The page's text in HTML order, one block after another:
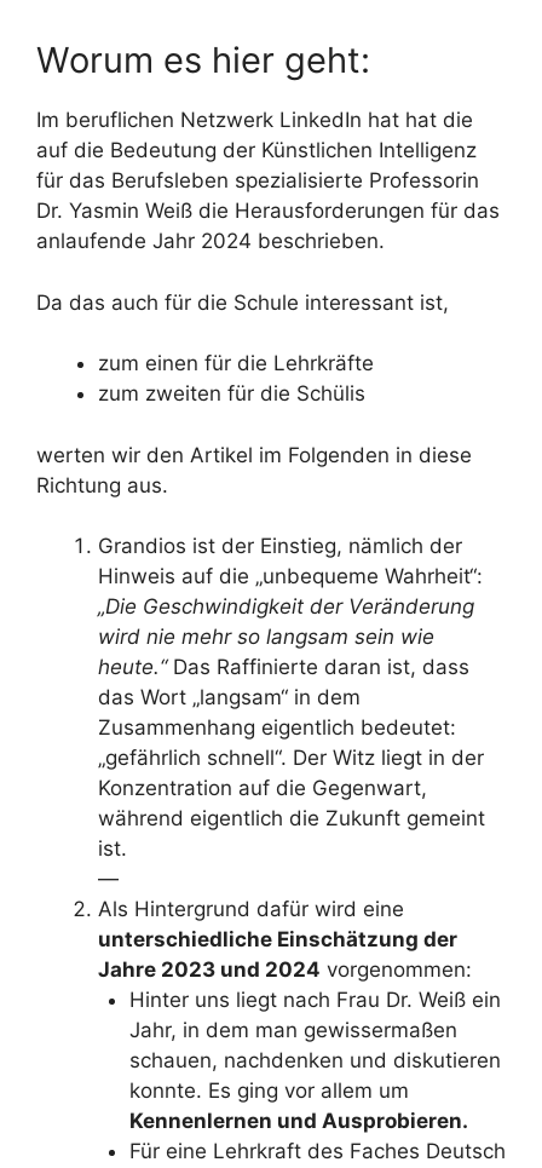
Worum es hier geht:
Im beruflichen Netzwerk LinkedIn hat hat die
auf die Bedeutung der Künstlichen Intelligenz
für das Berufsleben spezialisierte Professorin
Dr. Yasmin Weiß die Herausforderungen für das
anlaufende Jahr 2024 beschrieben.
Da das auch für die Schule interessant ist,
zum einen für die Lehrkräfte
zum zweiten für die Schülis
werten wir den Artikel im Folgenden in diese
Richtung aus.
Grandios ist der Einstieg, nämlich der
Hinweis auf die „unbequeme Wahrheit“:
„Die Geschwindigkeit der Veränderung
wird nie mehr so langsam sein wie
heute.“Das Raffinierte daran ist, dass
das Wort „langsam“ in dem
Zusammenhang eigentlich bedeutet:
„gefährlich schnell“. Der Witz liegt in der
Konzentration auf die Gegenwart,
während eigentlich die Zukunft gemeint
ist.
—
Als Hintergrund dafür wird eine
unterschiedliche Einschätzung der
Jahre 2023 und 2024 vorgenommen:
Hinter uns liegt nach Frau Dr. Weiß ein
Jahr, in dem man gewissermaßen
schauen, nachdenken und diskutieren
konnte. Es ging vor allem um
Kennenlernen und Ausprobieren.
Für eine Lehrkraft des Faches Deutsch